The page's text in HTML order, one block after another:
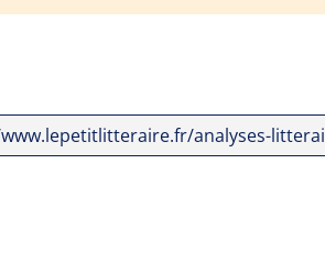
analyses-